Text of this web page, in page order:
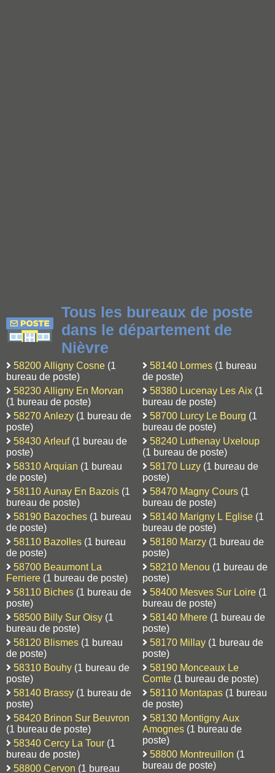
Tous les bureaux de poste
dans le département de
Nièvre
58200 Alligny Cosne (1
bureau de poste)
58230 Alligny En Morvan
(1 bureau de poste)
58270 Anlezy (1 bureau de
poste)
58430 Arleuf(1 bureau de
poste)
58310 Arquian (1 bureau
de poste)
58110 Aunay En Bazois (1
bureau de poste)
58190 Bazoches (1 bureau
de poste)
58110 Bazolles (1 bureau
de poste)
58700 Beaumont La
Ferriere (1 bureau de poste)
58110 Biches (1 bureau de
poste)
58500 Billy Sur Oisy (1
bureau de poste)
58120 Blismes (1 bureau
de poste)
58310 Bouhy (1 bureau de
poste)
58140 Brassy (1 bureau de
poste)
58420 Brinon Sur Beuvron
(1 bureau de poste)
58340 Cercy La Tour (1
bureau de poste)
58800 Cervon (1 bureau
58140 Lormes (1 bureau
de poste)
58380 Lucenay Les Aix (1
bureau de poste)
58700 Lurcy Le Bourg (1
bureau de poste)
58240 Luthenay Uxeloup
(1 bureau de poste)
58170 Luzy (1 bureau de
poste)
58470 Magny Cours (1
bureau de poste)
58140 Marigny L Eglise (1
bureau de poste)
58180 Marzy (1 bureau de
poste)
58210 Menou (1 bureau de
poste)
58400 Mesves Sur Loire (1
bureau de poste)
58140 Mhere (1 bureau de
poste)
58170 Millay (1 bureau de
poste)
58190 Monceaux Le
Comte (1 bureau de poste)
58110 Montapas (1 bureau
de poste)
58130 Montigny Aux
Amognes (1 bureau de
poste)
58800 Montreuillon (1
bureau de poste)